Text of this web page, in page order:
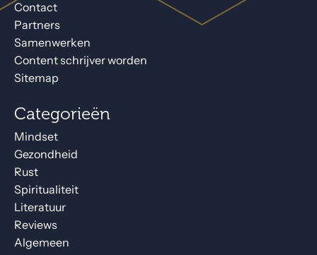
Contact
Partners
Samenwerken
Content schrijver worden
Sitemap
Categorieën
Mindset
Gezondheid
Rust
Spiritualiteit
Literatuur
Reviews
Algemeen